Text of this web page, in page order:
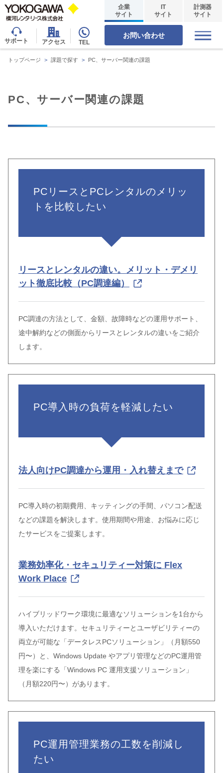
サポート アクセス TEL
企業
サイト
IT
サイト
計測器
サイト
お問い合わせ
トップページ > 課題で探す > PC、サーバー関連の課題
PC、サーバー関連の課題
PCリースとPCレンタルのメリッ
トを比較したい
リースとレンタルの違い。メリット・デメリ
ット徹底比較（PC調達編）
PC調達の方法として、金額、故障時などの運用サポート、
途中解約などの側面からリースとレンタルの違いをご紹介
します。
PC導入時の負荷を軽減したい
法人向けPC調達から運用・入れ替えまで
PC導入時の初期費用、キッティングの手間、パソコン配送
などの課題を解決します。使用期間や用途、お悩みに応じ
たサービスをご提案します。
業務効率化・セキュリティー対策に Flex
Work Place
ハイブリッドワーク環境に最適なソリューションを1台から
導入いただけます。セキュリティーとユーザビリティーの
両立が可能な「データレスPCソリューション」（月額550
円〜）と、Windows Update やアプリ管理などのPC運用管
理を楽にする「Windows PC 運用支援ソリューション」
（月額220円〜）があります。
PC運用管理業務の工数を削減し
たい